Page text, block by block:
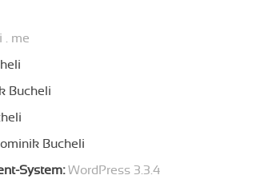
. me
Bucheli
Bucheli
System: WordPress 3.3.4